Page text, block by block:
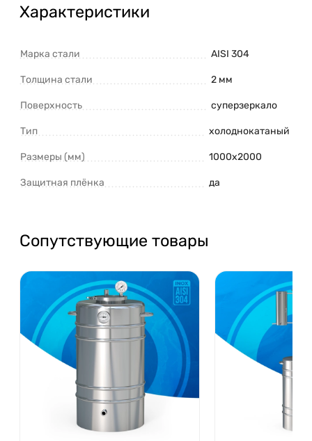
Характеристики
Марка стали AISI 304
Толщина стали 2 мм
Поверхность суперзеркало
Тип холоднокатаный
Размеры (мм) 1000х2000
Защитная плёнка да
Сопутствующие товары